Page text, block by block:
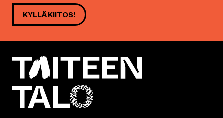
KYLLÄ KIITOS!